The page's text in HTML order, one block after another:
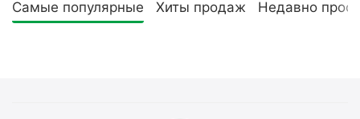
Самые популярные Хиты продаж Недавно